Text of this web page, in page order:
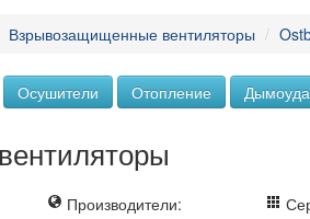
Взрывозащищенные вентиляторы /
Осушители Отопление
Производители: